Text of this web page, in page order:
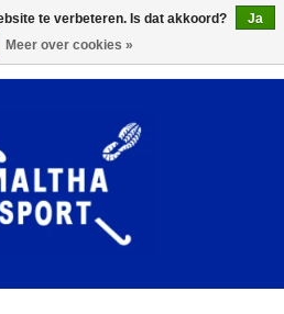
te verbeteren. Is dat akkoord?
Ja
Meer over cookies »